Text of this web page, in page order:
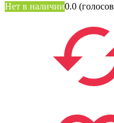
Нет в наличии0.0 (голосов